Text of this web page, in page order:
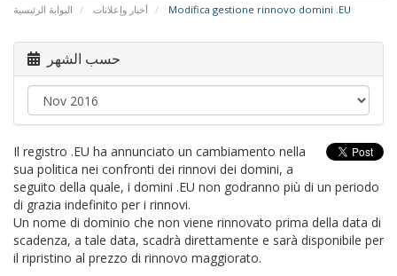
البوابة الرئيسية أخبار وإعلانات Modifica gestione rinnovo domini .EU
حسب الشهر
Il registro .EU ha annunciato un cambiamento nella
sua politica nei confronti dei rinnovi dei domini, a
seguito della quale, i domini .EU non godranno più di un periodo
di grazia indefinito per i rinnovi.
Un nome di dominio che non viene rinnovato prima della data di
scadenza, a tale data, scadrà direttamente e sarà disponibile per
il ripristino al prezzo di rinnovo maggiorato.